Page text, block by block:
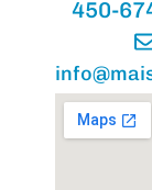
450-